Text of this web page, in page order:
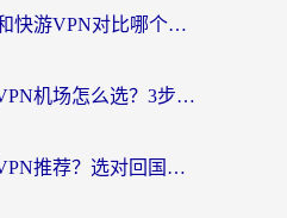
斧牛VPN好用吗？和快游VPN对比哪个回国效果更好？马来西亚留学生亲测分享
海外党必看：中国VPN机场怎么选？3步教你无缝访问国内资源（附避坑指南）
海外党必看：便宜VPN推荐？选对回国加速器才能无缝刷国内剧玩国服